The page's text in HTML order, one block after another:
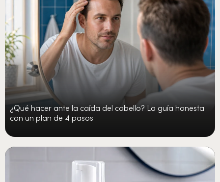
¿Qué hacer ante la caída del cabello? La guía honesta
con un plan de 4 pasos